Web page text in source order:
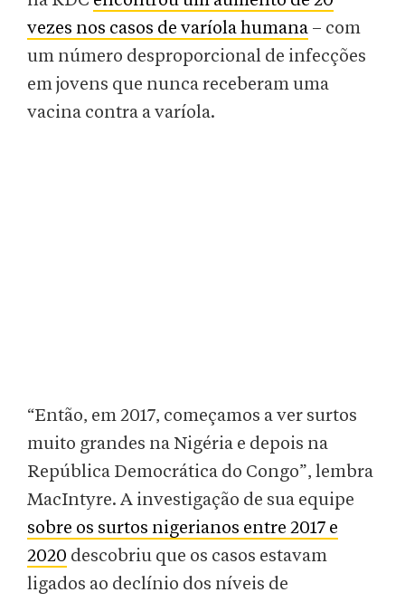
vezes nos casos de varíola humana – com
um número desproporcional de infecções
em jovens que nunca receberam uma
vacina contra a varíola.
“Então, em 2017, começamos a ver surtos
muito grandes na Nigéria e depois na
República Democrática do Congo”, lembra
MacIntyre. A investigação de sua equipe
sobre os surtos nigerianos entre 2017 e
2020 descobriu que os casos estavam
ligados ao declínio dos níveis de